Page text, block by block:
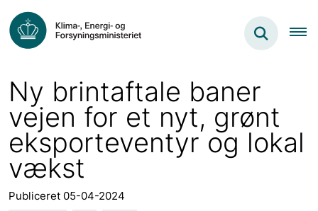
Ny brintaftale baner
vejen for et nyt, grønt
eksporteventyr og lokal
vækst
Publiceret 05-04-2024